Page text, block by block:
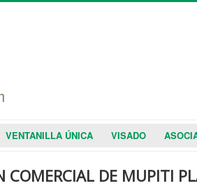
VENTANILLA ÚNICA VISADO
COMERCIAL DE MUPITI